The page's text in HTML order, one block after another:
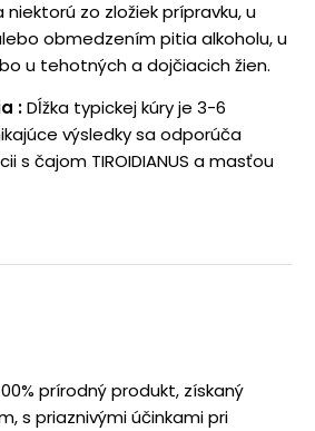
zo zložiek prípravku, u
obmedzením pitia alkoholu, u
u tehotných a dojčiacich žien.
:Dĺžka typickej kúry je 3-6
výsledky sa odporúča
s čajom TIROIDIANUS a masťou
prírodný produkt, získaný
s priaznivými účinkami pri